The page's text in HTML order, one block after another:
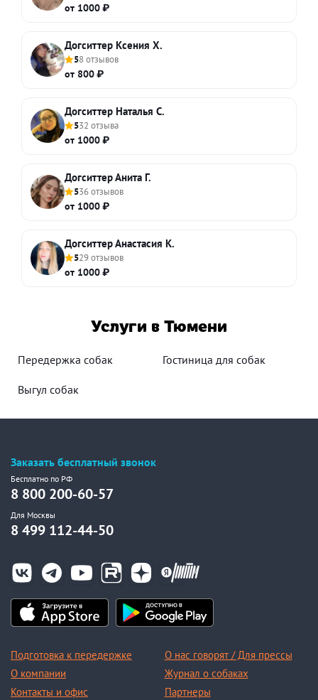
от 1000 ₽
Догситтер Ксения Х.
58 отзывов
от 800 ₽
Догситтер Наталья С.
532 отзыва
от 1000 ₽
Догситтер Анита Г.
536 отзывов
от 1000 ₽
Догситтер Анастасия К.
529 отзывов
от 1000 ₽
Услуги в Тюмени
Передержка собак Гостиница для собак
Выгул собак
Заказать бесплатный звонок
Бесплатно по РФ
8 800 200-60-57
Для Москвы
8 499 112-44-50
Подготовка к передержке
О компании
Контакты и офис
О нас говорят / Для прессы
Журнал о собаках
Партнеры